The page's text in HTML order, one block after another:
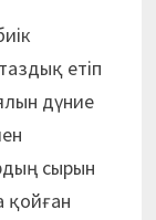
етіп
дүние
сырын
қойған